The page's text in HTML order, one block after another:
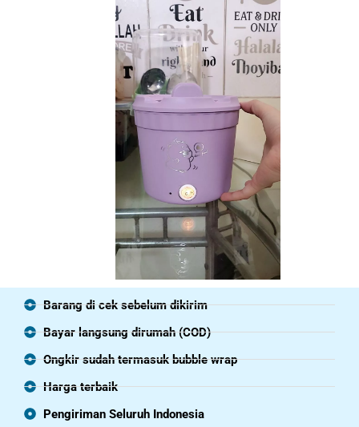
Barang di cek sebelum dikirim
Bayar langsung dirumah (COD)
Ongkir sudah termasuk bubble wrap
Harga terbaik
Pengiriman Seluruh Indonesia